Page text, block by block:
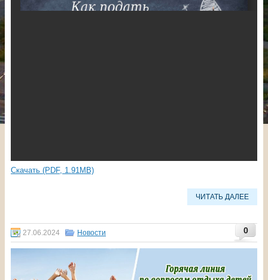
Скачать (PDF, 1.91MB)
ЧИТАТЬ ДАЛЕЕ
0
27.06.2024 Новости